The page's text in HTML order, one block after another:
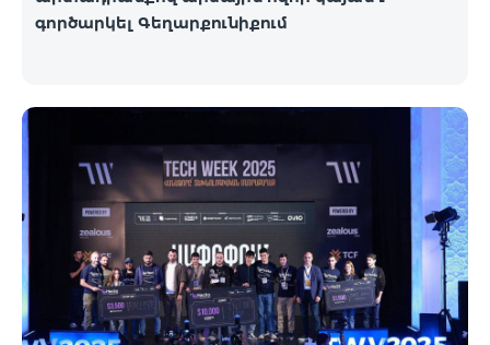
գործարկել Գեղարքունիքում